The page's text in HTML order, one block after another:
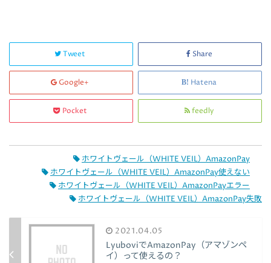
Tweet Share
Google+ Hatena
Pocket feedly
ホワイトヴェール（WHITE VEIL）AmazonPay
ホワイトヴェール（WHITE VEIL）AmazonPay使えない
ホワイトヴェール（WHITE VEIL）AmazonPayエラー
ホワイトヴェール（WHITE VEIL）AmazonPay失敗
2021.04.05
LyuboviでAmazonPay（アマゾンペ
イ）って使えるの？